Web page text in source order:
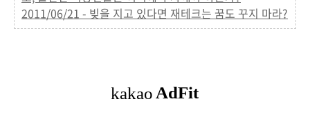
2011/06/21 - 빚을 지고 있다면 재테크는 꿈도 꾸지 마라?